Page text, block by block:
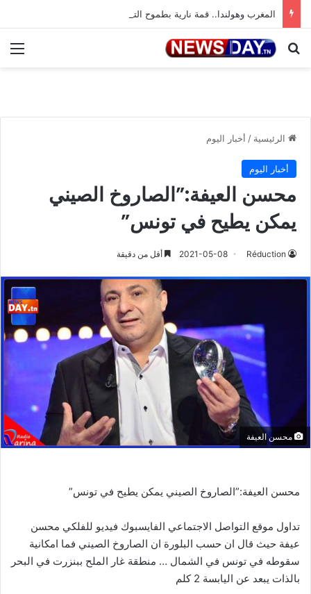
المغرب وهولندا.. قمة نارية بطموح التأهل إلى ثمن النهائي
بحث عن
الرئيسية / أخبار اليوم
أخبار اليوم
محسن العيفة:”الصاروخ الصيني
يمكن يطيح في تونس”
Réduction
2021-05-08 أقل من دقيقة
محسن العيفة
محسن العيفة:”الصاروخ الصيني يمكن يطيح في تونس”
تداول موقع التواصل الاجتماعي الفايسبوك فيديو للفلكي محسن
عيفة حيث قال ان حسب البلورة ان الصاروخ الصيني فما امكانية
سقوطه في تونس في الشمال … منطقة غار الملح ببنزرت في البحر
بالذات يبعد عن اليابسة 2 كلم